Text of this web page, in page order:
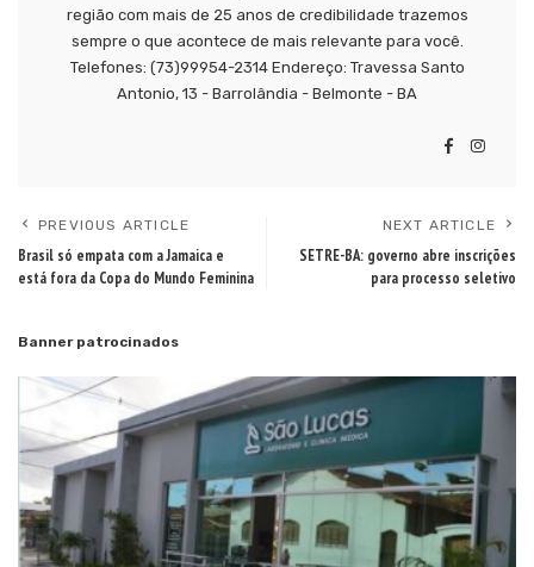
região com mais de 25 anos de credibilidade trazemos
sempre o que acontece de mais relevante para você.
Telefones: (73)99954-2314 Endereço: Travessa Santo
Antonio, 13 - Barrolândia - Belmonte - BA
PREVIOUS ARTICLE
Brasil só empata com a Jamaica e
está fora da Copa do Mundo Feminina
NEXT ARTICLE
SETRE-BA: governo abre inscrições
para processo seletivo
Banner patrocinados